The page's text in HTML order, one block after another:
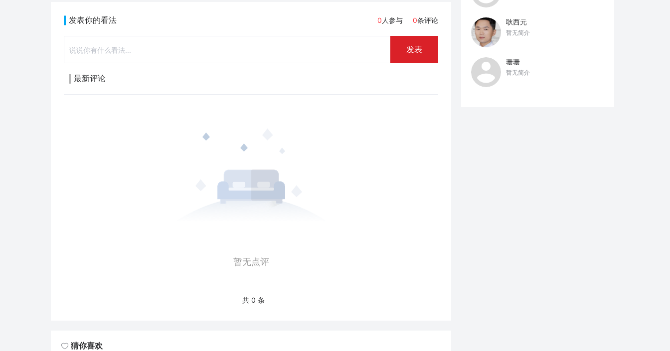
发表你的看法 0 人参与 0条评论
发表
最新评论
暂无点评
共 0 条
猜你喜欢
耿西元
暂无简介
珊珊
暂无简介